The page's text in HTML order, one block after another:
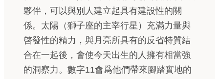
夥伴，可以與別人建立起具有建設性的關
係。太陽（獅子座的主宰行星）充滿力量與
啓發性的精力，與月亮所具有的反省特質結
合在一起後，會使今天出生的人擁有相當強
的洞察力。數字11會爲他們帶來腳踏實地的